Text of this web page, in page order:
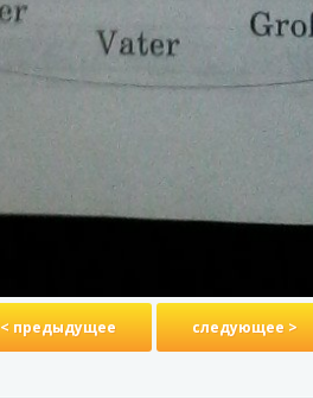
< предыдущее следующее >